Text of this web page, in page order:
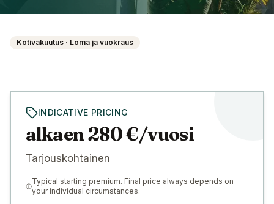
Kotivakuutus · Loma ja vuokraus
INDICATIVE PRICING
alkaen 280 €/vuosi
Tarjouskohtainen
Typical starting premium. Final price always depends on
your individual circumstances.